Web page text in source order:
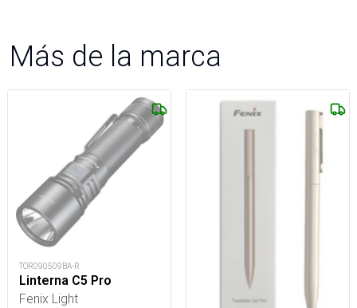
Más de la marca
TOR090509BA-R
Linterna C5 Pro
Fenix Light